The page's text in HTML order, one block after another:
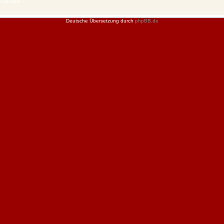
Deutsche Übersetzung durch phpBB.de